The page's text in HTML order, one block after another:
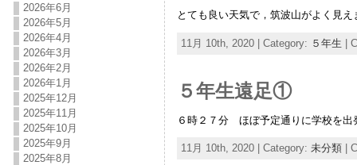
2026年6月
2026年5月
2026年4月
2026年3月
2026年2月
2026年1月
2025年12月
2025年11月
2025年10月
2025年9月
2025年8月
とても良い天気で，筑波山がよく見え
11月 10th, 2020 | Category: ５年生
５年生遠足①
６時２７分 ほぼ予定通りに学校を出
11月 10th, 2020 | Category: 未分類|